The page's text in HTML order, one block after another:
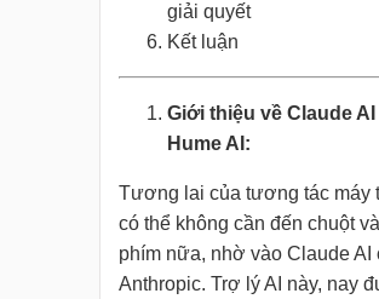
giải quyết
Kết luận
Giới thiệu về Claude AI
Hume AI:
Tương lai của tương tác máy
có thể không cần đến chuột
phím nữa, nhờ vào Claude AI
Anthropic. Trợ lý AI này, nay